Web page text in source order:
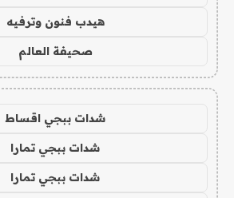
هيدب فنون وترفيه
صحيفة العالم
شدات ببجي اقساط
شدات ببجي تمارا
شدات ببجي تمارا